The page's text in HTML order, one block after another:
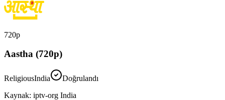
720p
Aastha (720p)
ReligiousIndia
Doğrulandı
Kaynak: iptv-org India